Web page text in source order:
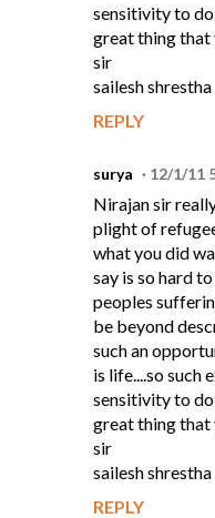
sensitivity to
great thing that
sir
sailesh shrestha
REPLY
surya 12/1/11
Nirajan sir
plight of
what you did
say is so hard
peoples
be beyond
such an
is life....so such
sensitivity to
great thing that
sir
sailesh shrestha
REPLY